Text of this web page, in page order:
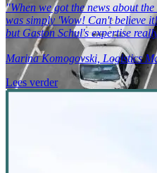
"When we got the news about
was simply 'Wow! Can't believe
but Gaston Schul's expertise
Marina Komogovski, Logistics
Lees verder